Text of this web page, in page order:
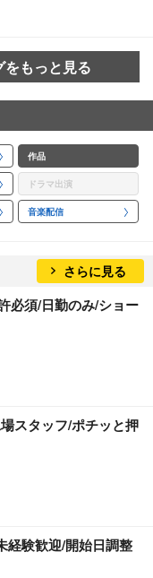
もっと見る
作品
ドラマ出演
音楽配信
さらに見る
必須/日勤のみ/ショー
スタッフ/ポチッと押
経験歓迎/開始日調整